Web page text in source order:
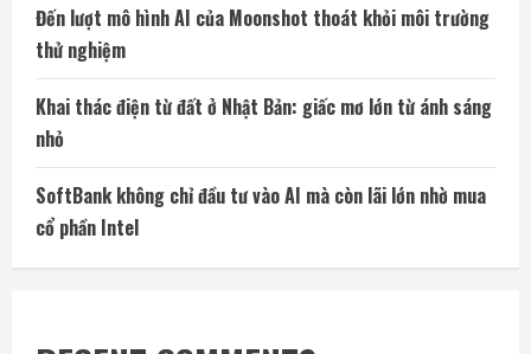
Đến lượt mô hình AI của Moonshot thoát khỏi môi trường
thử nghiệm
Khai thác điện từ đất ở Nhật Bản: giấc mơ lớn từ ánh sáng
nhỏ
SoftBank không chỉ đầu tư vào AI mà còn lãi lớn nhờ mua
cổ phần Intel